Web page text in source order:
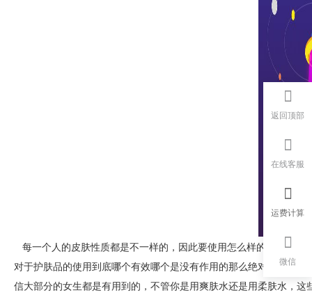
每一个人的皮肤性质都是不一样的，因此要使用怎么样的产品对
对于护肤品的使用到底哪个有效哪个是没有作用的那么绝对是要本
信大部分的女生都是有用到的，不管你是用爽肤水还是用柔肤水，
返回顶部
在线客服
运费计算
微信